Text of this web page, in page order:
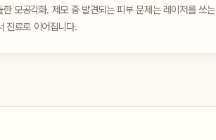
모공각화. 제모 중 발견되는 피부 문제는 레이저를 쏘는
진료로 이어집니다.